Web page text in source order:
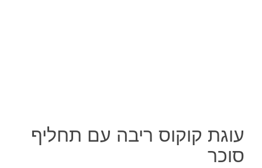
עוגת קוקוס ריבה עם תחליף
סוכר